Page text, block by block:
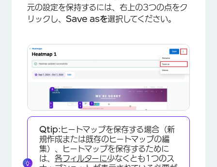
×
元の設定を保持するには、右上の3つの点をク
リックし、 Save asを選択してください。
Qtip: ヒートマップを保存する場合（新
規作成または既存のヒートマップの編
集）、ヒートマップを保存するために
は、 各フィルターに少なくとも1つのス